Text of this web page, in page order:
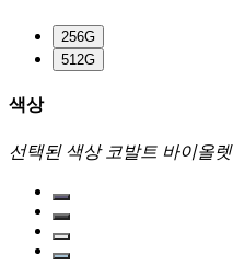
256G
512G
색상
선택된 색상 코발트 바이올렛